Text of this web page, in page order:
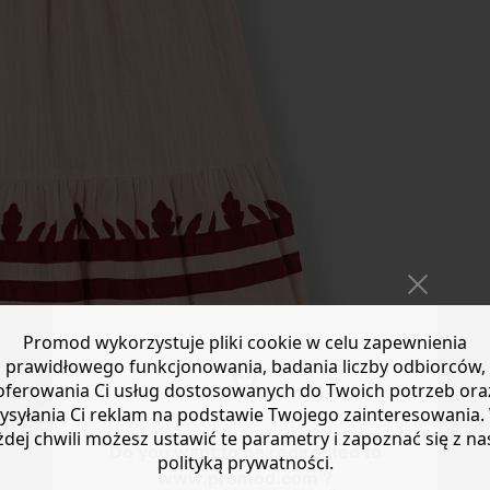
Do you want to be redirected to
www.promod.com ?
Promod wykorzystuje pliki cookie w celu zapewnienia
prawidłowego funkcjonowania, badania liczby odbiorców,
Ci usług dostosowanych do Twoich potrzeb
Ci reklam na podstawie Twojego zainteresowania.
chwili możesz ustawić te parametry i zapoznać się z
polityką prywatności.